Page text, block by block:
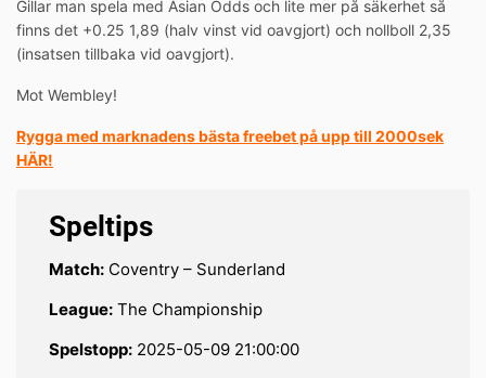
Speltips
Match: Coventry – Sunderland
League: The Championship
Spelstopp: 2025-05-09 21:00:00
Gillar man spela med Asian Odds och lite mer på säkerhet så
finns det +0.25 1,89 (halv vinst vid oavgjort) och nollboll 2,35
(insatsen tillbaka vid oavgjort).
Mot Wembley!
Rygga med marknadens bästa freebet på upp till 2000sek
HÄR!